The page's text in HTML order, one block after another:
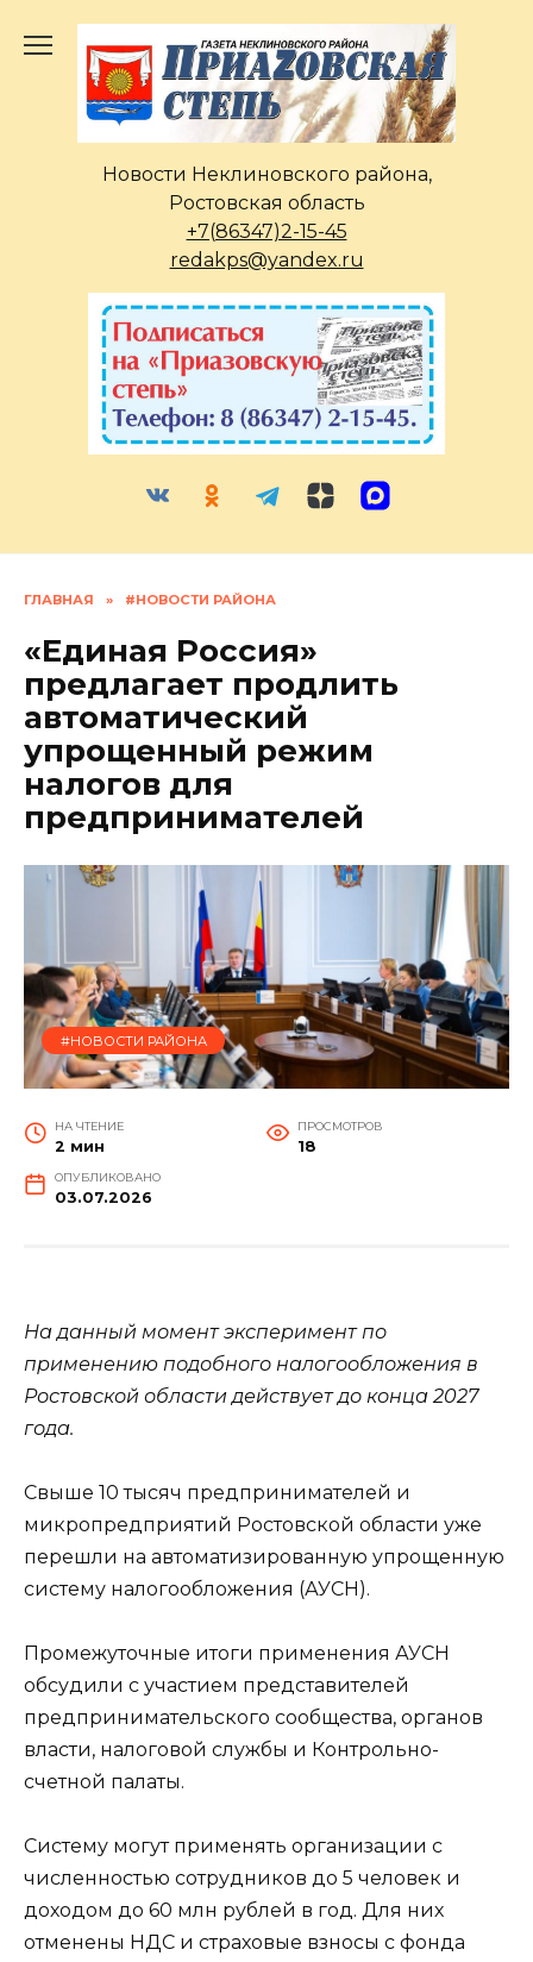
содержанию
Новости Неклиновского района,
Ростовская область
+7(86347)2-15-45
redakps@yandex.ru
ГЛАВНАЯ » #НОВОСТИ РАЙОНА
«Единая Россия»
предлагает продлить
автоматический
упрощенный режим
налогов для
предпринимателей
#НОВОСТИ РАЙОНА
НА ЧТЕНИЕ
2 мин
ПРОСМОТРОВ
18
ОПУБЛИКОВАНО
03.07.2026
На данный момент эксперимент по
применению подобного налогообложения в
Ростовской области действует до конца 2027
года.
Свыше 10 тысяч предпринимателей и
микропредприятий Ростовской области уже
перешли на автоматизированную упрощенную
систему налогообложения (АУСН).
Промежуточные итоги применения АУСН
обсудили с участием представителей
предпринимательского сообщества, органов
власти, налоговой службы и Контрольно-
счетной палаты.
Систему могут применять организации с
численностью сотрудников до 5 человек и
доходом до 60 млн рублей в год. Для них
отменены НДС и страховые взносы с фонда